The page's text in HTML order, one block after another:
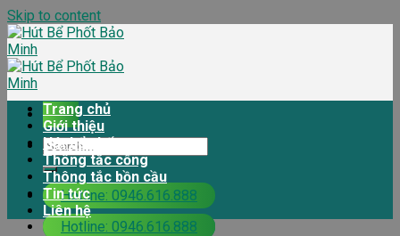
Skip to content
Hotline: 0946.616.888
Hotline: 0946.616.888
Trang chủ
Giới thiệu
Hút bể phốt
Thông tắc cống
Thông tắc bồn cầu
Tin tức
Liên hệ